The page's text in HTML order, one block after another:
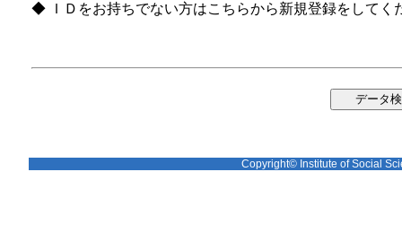
◆ ＩＤをお持ちでない方はこちらから新規登録をしてく
Copyright© Institute of Social